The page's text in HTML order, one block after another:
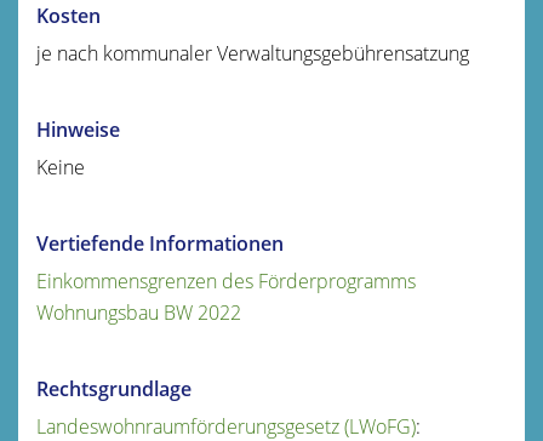
Kosten
je nach kommunaler Verwaltungsgebührensatzung
Hinweise
Keine
Vertiefende Informationen
Einkommensgrenzen des Förderprogramms
Wohnungsbau BW 2022
Rechtsgrundlage
Landeswohnraumförderungsgesetz (LWoFG):